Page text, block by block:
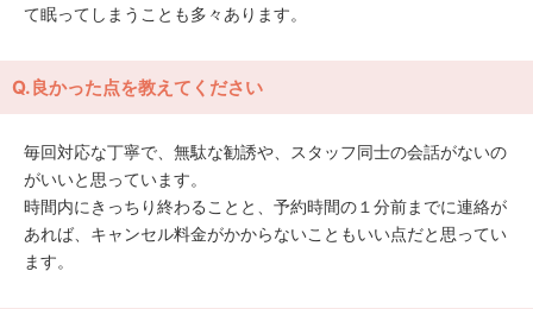
て眠ってしまうことも多々あります。
Q.良かった点を教えてください
毎回対応な丁寧で、無駄な勧誘や、スタッフ同士の会話がないの
がいいと思っています。
時間内にきっちり終わることと、予約時間の１分前までに連絡が
あれば、キャンセル料金がかからないこともいい点だと思ってい
ます。